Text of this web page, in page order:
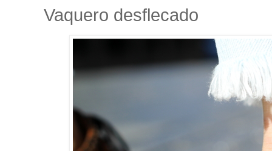
Vaquero desflecado